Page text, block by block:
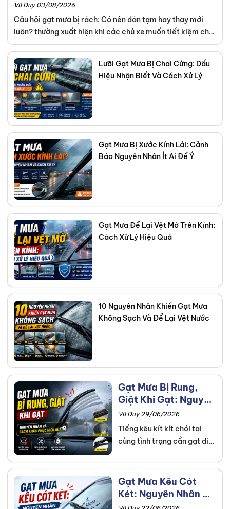
Vũ Duy 03/08/2026
Câu hỏi gạt mưa bị rách: Có nên dán tạm hay thay mới
luôn? thường xuất hiện khi các chủ xe muốn tiết kiệm chi
phí hoặc gặp sự cố giữa đường. Tuy nhiên, việc cố gắng
sửa chữa chi tiết hao mòn này tiềm ẩn nhiều rủi ro cho
kính lái hơn bạn nghĩ. TạiThanh An Autocare, chúng tôi
luôn khuyến nghị giải pháp thay thế triệt để nhằm đảm
bảo an toàn tuyệt đối.
Lưỡi Gạt Mưa Bị Chai Cứng: Dấu
Hiệu Nhận Biết Và Cách Xử Lý
Gạt Mưa Bị Xước Kính Lái: Cảnh
Báo Nguyên Nhân Ít Ai Để Ý
Gạt Mưa Để Lại Vệt Mờ Trên Kính:
Cách Xử Lý Hiệu Quả
10 Nguyên Nhân Khiến Gạt Mưa
Không Sạch Và Để Lại Vệt Nước
Gạt Mưa Bị Rung,
Giật Khi Gạt: Nguyên
Nhân Và Cách Khắc
Phục Hiệu Quả
Vũ Duy 29/06/2026
Tiếng kêu kít kít chói tai
cùng tình trạng cần gạt di
tập trung khi lái xe dưới trời
mưa. Thanh An Autocare
Gạt Mưa Kêu Cót
Két: Nguyên Nhân Và
Cách Xử Lý Nhanh